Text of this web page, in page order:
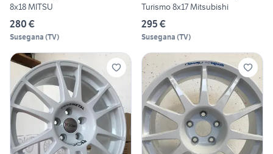
8x18 MITSU
280 €
Susegana (TV)
Turismo 8x17 Mitsubishi
295 €
Susegana (TV)